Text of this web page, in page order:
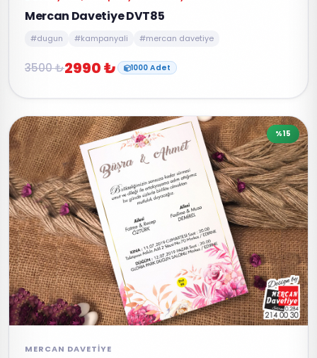
Mercan Davetiye DVT85
#dugun #kampanyali #mercan davetiye
3500 ₺2990 ₺ 1000 Adet
%15
MERCAN DAVETIYE